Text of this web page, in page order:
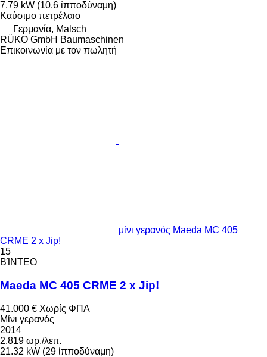
7.79 kW (10.6 ίπποδύναμη)
Καύσιμο πετρέλαιο
Γερμανία, Malsch
RÜKO GmbH Baumaschinen
Επικοινωνία με τον πωλητή
μίνι γερανός Maeda MC 405
CRME 2 x Jip!
15
ΒΊΝΤΕΟ
Maeda MC 405 CRME 2 x Jip!
41.000 € Χωρίς ΦΠΑ
Μίνι γερανός
2014
2.819 ωρ./λειτ.
21.32 kW (29 ίπποδύναμη)